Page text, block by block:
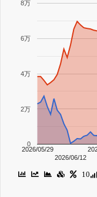
2026/05/29
2026/06/12
0
2万
4万
6万
8万
10